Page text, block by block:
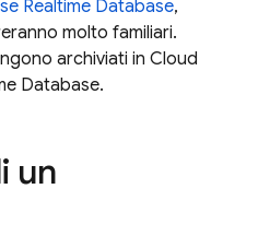
Realtime Database,
molto familiari.
archiviati in Cloud
Database.
un